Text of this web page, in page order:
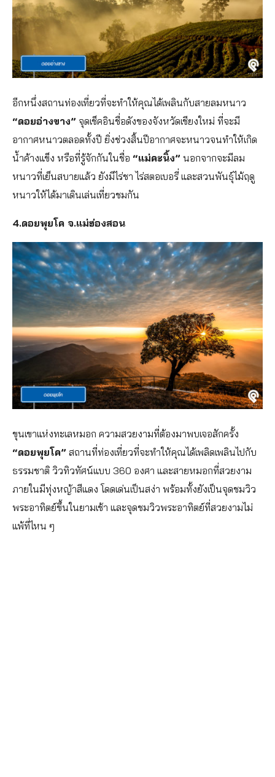
อีกหนึ่งสถานท่องเที่ยวที่จะทำให้คุณได้เพลินกับสายลมหนาว
“ดอยอ่างขาง” จุดเช็คอินชื่อดังของจังหวัดเชียงใหม่ ที่จะมี
อากาศหนาวตลอดทั้งปี ยิ่งช่วงสิ้นปีอากาศจะหนาวจนทำให้เกิด
น้ำค้างแข็ง หรือที่รู้จักกันในชื่อ “แม่คะนิ้ง” นอกจากจะมีลม
หนาวที่เย็นสบายแล้ว ยังมีไร่ชา ไร่สตอเบอรี่ และสวนพันธุ์ไม้ฤดู
หนาวให้ได้มาเดินเล่นเที่ยวชมกัน
4.ดอยพุยโค จ.แม่ฮ่องสอน
ขุนเขาแห่งทะเลหมอก ความสวยงามที่ต้องมาพบเจอสักครั้ง
“ดอยพุยโค” สถานที่ท่องเที่ยวที่จะทำให้คุณได้เพลิดเพลินไปกับ
ธรรมชาติ วิวทิวทัศน์แบบ 360 องศา และสายหมอกที่สวยงาม
ภายในมีทุ่งหญ้าสีแดง โดดเด่นเป็นสง่า พร้อมทั้งยังเป็นจุดชมวิว
พระอาทิตย์ขึ้นในยามเช้า และจุดชมวิวพระอาทิตย์ที่สวยงามไม่
แพ้ที่ไหน ๆ